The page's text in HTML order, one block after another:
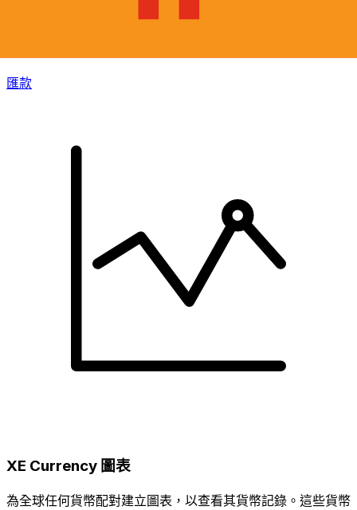
匯款
XE Currency 圖表
為全球任何貨幣配對建立圖表，以查看其貨幣記錄。這些貨幣